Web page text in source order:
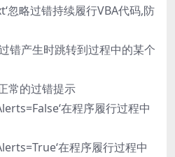
忽略过错持续履行VBA代码,防
错产生时跳转到过程中的某个
常的过错提示
在程序履行过程中
在程序履行过程中